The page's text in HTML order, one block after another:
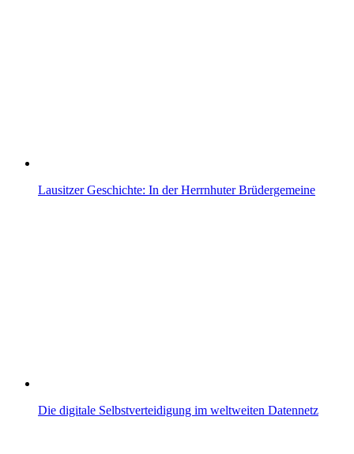
Lausitzer Geschichte: In der Herrnhuter Brüdergemeine
Die digitale Selbstverteidigung im weltweiten Datennetz